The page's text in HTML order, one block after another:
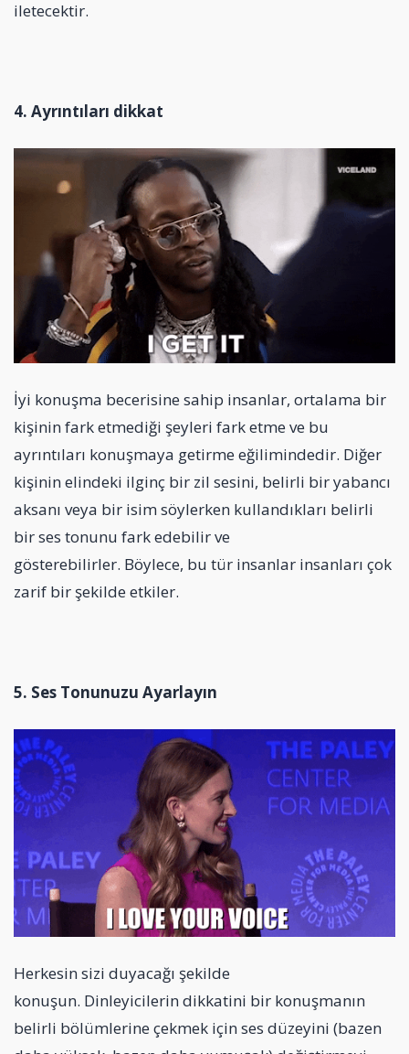
iletecektir.
4. Ayrıntıları dikkat
İyi konuşma becerisine sahip insanlar, ortalama bir
kişinin fark etmediği şeyleri fark etme ve bu
ayrıntıları konuşmaya getirme eğilimindedir. Diğer
kişinin elindeki ilginç bir zil sesini, belirli bir yabancı
aksanı veya bir isim söylerken kullandıkları belirli
bir ses tonunu fark edebilir ve
gösterebilirler. Böylece, bu tür insanlar insanları çok
zarif bir şekilde etkiler.
5. Ses Tonunuzu Ayarlayın
Herkesin sizi duyacağı şekilde
konuşun. Dinleyicilerin dikkatini bir konuşmanın
belirli bölümlerine çekmek için ses düzeyini (bazen